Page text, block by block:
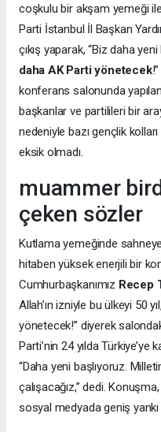
coşkulu bir akşam yemeği
Parti İstanbul İl Başkan
çıkış yaparak, “Biz daha
daha AK Parti yönetecek
konferans salonunda
başkanlar ve partilileri bir
nedeniyle bazı gençlik
eksik olmadı.
muammer
çeken sözler
Kutlama yemeğinde
hitaben yüksek enerjili bir
Cumhurbaşkanımız Recep
Allah’ın izniyle bu ülkeyi 50
yönetecek!” diyerek
Parti’nin 24 yılda Türkiye’ye
“Daha yeni başlıyoruz.
çalışacağız,” dedi.
sosyal medyada geniş yankı